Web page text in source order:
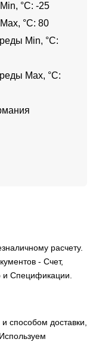
°C: -25
°C: 80
Min, °C:
Max, °C:
расчету.
- Счет,
и Спецификации.
способом доставки,